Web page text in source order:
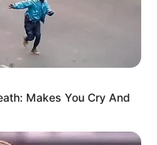
war bis 1974 in
Denkmal
unter
-
mit Exponaten,
Fotografien.
Makes You Cry And